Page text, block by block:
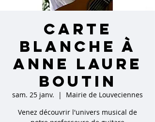
CARTE
BLANCHE à
Anne Laure
Boutin
sam. 25 janv.
  |
Mairie de Louveciennes
Venez découvrir l'univers musical de